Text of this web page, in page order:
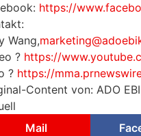
https://
Wang,
? https://
? https://
Content von: ADO
Mail